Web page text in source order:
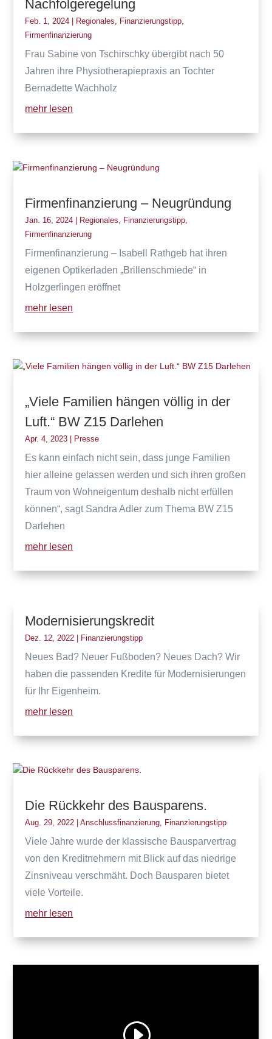
Nachfolgeregelung
Feb. 1, 2024 Regionales, Finanzierungstipp,
Firmenfinanzierung
Frau Sabine von Tschirschky übergibt nach 50
Jahren ihre Physiotherapiepraxis an Tochter
Bernadette Wachholz
mehr lesen
Firmenfinanzierung – Neugründung
Jan. 16, 2024 Regionales Finanzierungstipp
Firmenfinanzierung
Firmenfinanzierung – Isabell Rathgeb hat ihren
eigenen Optikerladen „Brillenschmiede“ in
Holzgerlingen eröffnet
mehr lesen
„Viele Familien hängen völlig in der
Luft.“ BW Z15 Darlehen
Apr. 4, 2023 Presse
Es kann einfach nicht sein, dass junge Familien
hier alleine gelassen werden und sich ihren großen
Traum von Wohneigentum deshalb nicht erfüllen
können“, sagt Sandra Adler zum Thema BW Z15
Darlehen
mehr lesen
Modernisierungskredit
Dez. 12, 2022 | Finanzierungstipp
Neues Bad? Neuer Fußboden? Neues Dach? Wir
haben die passenden Kredite für Modernisierungen
für Ihr Eigenheim.
mehr lesen
Die Rückkehr des Bausparens.
Aug. 29, 2022 |Anschlussfinanzierung Finanzierungstipp
Viele Jahre wurde der klassische Bausparvertrag
von den Kreditnehmern mit Blick auf das niedrige
Zinsniveau verschmäht. Doch Bausparen bietet
viele Vorteile.
mehr lesen